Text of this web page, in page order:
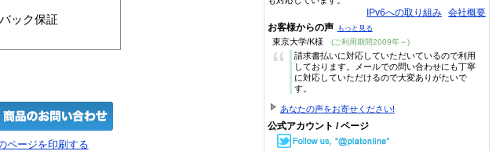
ック保証
ページを印刷する
IPv6への取り組み 会社概要
お客様からの声 もっと見る
東京大学/K様 (ご利用期間2009年～)
“
請求書払いに対応していただいているので利用
しております。メールでの問い合わせにも丁寧
に対応していただけるので大変ありがたいで
す。
あなたの声をお寄せください!
公式アカウント / ページ